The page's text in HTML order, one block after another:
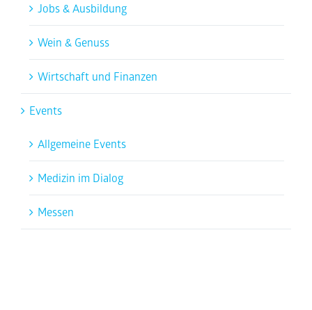
Jobs & Ausbildung
Wein & Genuss
Wirtschaft und Finanzen
Events
Allgemeine Events
Medizin im Dialog
Messen